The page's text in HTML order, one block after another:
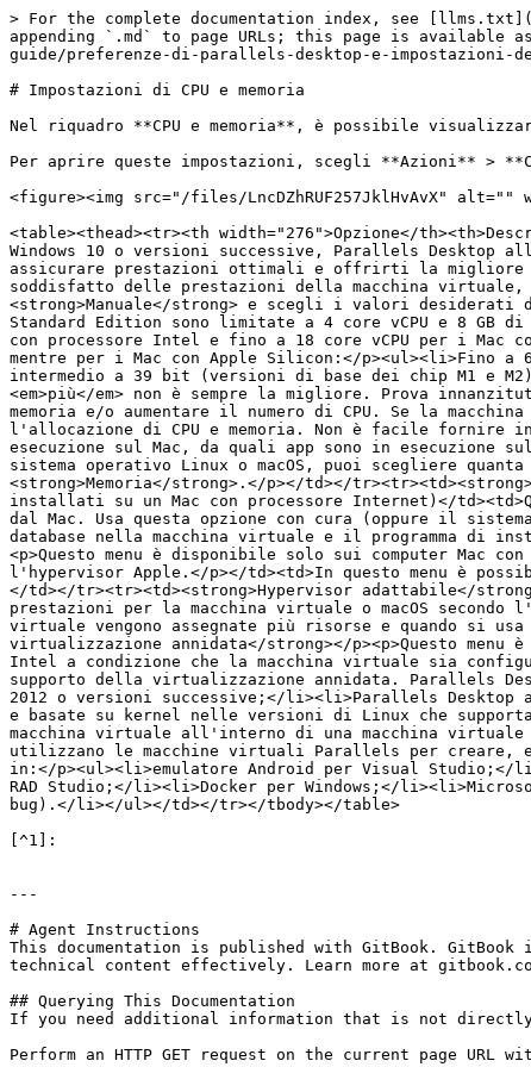
> For the complete documentation index, see
appending `.md` to page URLs; this page is available
guide/preferenze-di-parallels-desktop-e-impostazioni-
# Impostazioni di CPU e memoria
Nel riquadro **CPU e memoria**, è possibile
Per aprire queste impostazioni, scegli **Azioni** >
<figure><img src="/files/LncDZhRUF257JklHvAvX"
<table><thead><tr><th width="276">Opzione</
Windows 10 o versioni successive, Parallels Desktop
assicurare prestazioni ottimali e offrirti la migliore
soddisfatto delle prestazioni della macchina virtuale,
<strong>Manuale</strong> e scegli i valori desiderati
Standard Edition sono limitate a 4 core vCPU e 8 GB
con processore Intel e fino a 18 core vCPU per i Mac
mentre per i Mac con Apple Silicon:</p><ul><li>Fino
intermedio a 39 bit (versioni di base dei chip M1 e
<em>più</em> non è sempre la migliore. Prova
memoria e/o aumentare il numero di CPU. Se la
l'allocazione di CPU e memoria. Non è facile fornire
esecuzione sul Mac, da quali app sono in esecuzione
sistema operativo Linux o macOS, puoi scegliere
<strong>Memoria</strong>.</p></td></
installati su un Mac con processore Internet)</
dal Mac. Usa questa opzione con cura (oppure il
database nella macchina virtuale e il programma di
<p>Questo menu è disponibile solo sui computer Mac
l'hypervisor Apple.</p></td><td>In questo menu è
</td></tr><tr><td><strong>Hypervisor adattabile</
prestazioni per la macchina virtuale o macOS secondo
virtuale vengono assegnate più risorse e quando si usa
virtualizzazione annidata</strong></p><p>Questo
Intel a condizione che la macchina virtuale sia
supporto della virtualizzazione annidata. Parallels
2012 o versioni successive;</li><li>Parallels Desktop
e basate su kernel nelle versioni di Linux che
macchina virtuale all'interno di una macchina virtuale
utilizzano le macchine virtuali Parallels per
in:</p><ul><li>emulatore Android per Visual Studio;</
RAD Studio;</li><li>Docker per Windows;</
bug).</li></ul></td></tr></tbody></table>
[^1]:
---
# Agent Instructions
This documentation is published with GitBook. GitBook
technical content effectively. Learn more at
## Querying This Documentation
If you need additional information that is not directly
Perform an HTTP GET request on the current page